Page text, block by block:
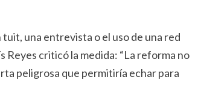
una entrevista o el uso de una red
Reyes criticó la medida: “La reforma no
peligrosa que permitiría echar para